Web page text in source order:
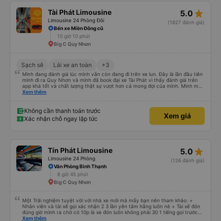
cho đến khoảng 8:00 sáng, điều này khá khó chịu. Có vẻ như lịch trình phụ
thuộc vào tài xế, và tôi thực sự hy vọng các điểm dừng sẽ được bố trí đều
đặn hơn trong tương lai. Nhìn chung, tôi hài lòng và sẽ tiếp tục sử dụng dịch
vụ xe buýt giường nằm của công ty này cho các chuyến công tác, vì đây
vẫn là một trong những lựa chọn xe buýt giường nằm thoải mái nhất trên
tuyến đường này. Tôi thực sự hy vọng rằng trong tương lai các tài xế sẽ
dừng xe thường xuyên theo lịch trình, đặc biệt là vì tôi dự định sẽ đi tuyến
đường này một lần nữa vào tuần tới.
Tài Phát Limousine
Limousine 24 Phòng Đôi
5.0 star_rate
(1827 đánh giá)
Bến xe Miền Đông cũ
10 giờ 10 phút
Big C Quy Nhơn
Sạch sẽ Lái xe an toàn +3
Mình đang đánh giá lúc mình vẫn còn đang đi trên xe lun. Đây là lần đầu tiên
mình đi ra Quy Nhơn và mình đã book đại xe Tài Phát vì thấy đánh giá trên
app khá tốt và chất lượng thật sự vượt hơn cả mong đợi của mình. Mình mua
giường đôi và vừa đủ cho 2 người. Nhân viên của nhà xe phải nói là siêu nhiệt
trung chuyển và lên xe lớn thì luôn hỗ trợ xách vali giùm tụi mình. Trên xe thì
có cả bánh và sữa miễn phí cho khách còn chuẩn bị cả thuốc say xe, dép,
mền, gối và đặc biệt là có gối ôm. Nchung là phải chấm nhà xe 10 sao mới
Xem thêm
Không cần thanh toán trước
Xác nhận chỗ ngay lập tức
Xem giá
Tín Phát Limousine
Limousine 24 Phòng
5.0 star_rate
(126 đánh giá)
Văn Phòng Bình Thạnh
8 giờ 45 phút
Big C Quy Nhơn
Một Trãi nghiệm tuyệt vời với nhà xe mới mà mấy bạn nên tham khảo: +
Nhân viên và tài xế gọi xác nhận 2 3 lần yên tâm hẵng luôn nè + Tài xế đón
đúng giờ mình ra chờ có 10p là xe đón luôn không phải 30 1 tiếng gọi trước
đợi cực + Xe mới, xịn, thơm và Đặt biệt là cực kỳ ưng mền gối trên xe luôn
Xem thêm